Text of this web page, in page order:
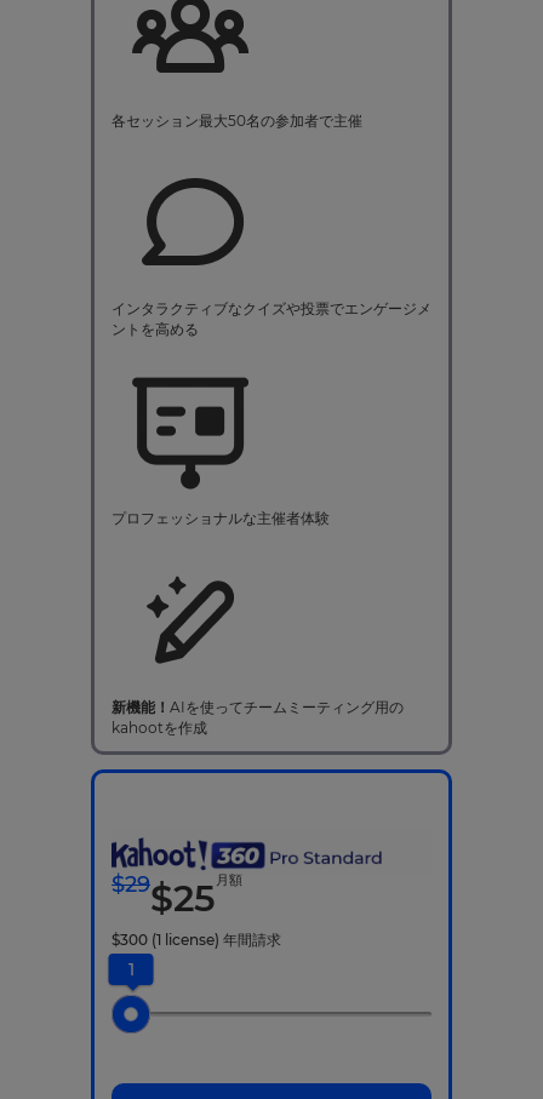
各セッション最大50名の参加者で主催
インタラクティブなクイズや投票でエンゲージメ
ントを高める
プロフェッショナルな主催者体験
新機能！ AIを使ってチームミーティング用の
kahootを作成
$29$25 月額
$300 (1 license) 年間請求
1